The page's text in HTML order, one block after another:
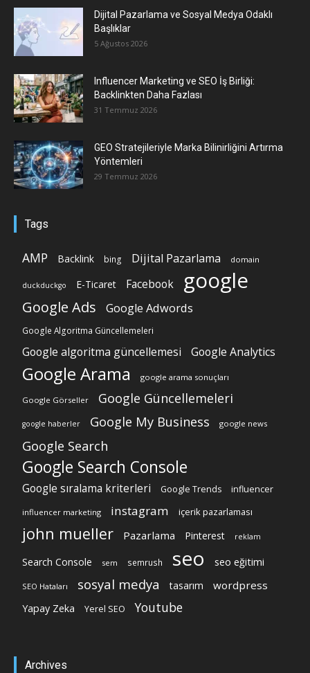
Dijital Pazarlama ve Sosyal Medya Odaklı
Başlıklar
5 Ağustos 2026
Influencer Marketing ve SEO İş Birliği:
Backlinkten Daha Fazlası
31 Temmuz 2026
GEO Stratejileriyle Marka Bilinirliğini Artırma
Yöntemleri
29 Temmuz 2026
Tags
AMP Backlink bing Dijital Pazarlama domain
duckduckgo E-Ticaret Facebook google
Google Ads Google Adwords
Google Algoritma Güncellemeleri
Google algoritma güncellemesi Google Analytics
Google Arama google arama sonuçları
Google Görseller Google Güncellemeleri
google haberler Google My Business google news
Google Search
Google Search Console
Google sıralama kriterleri Google Trends influencer
influencer marketing instagram içerik pazarlaması
john mueller Pazarlama Pinterest reklam
Search Console sem semrush seo seo eğitimi
SEO Hataları sosyal medya tasarım wordpress
Yapay Zeka Yerel SEO Youtube
Archives